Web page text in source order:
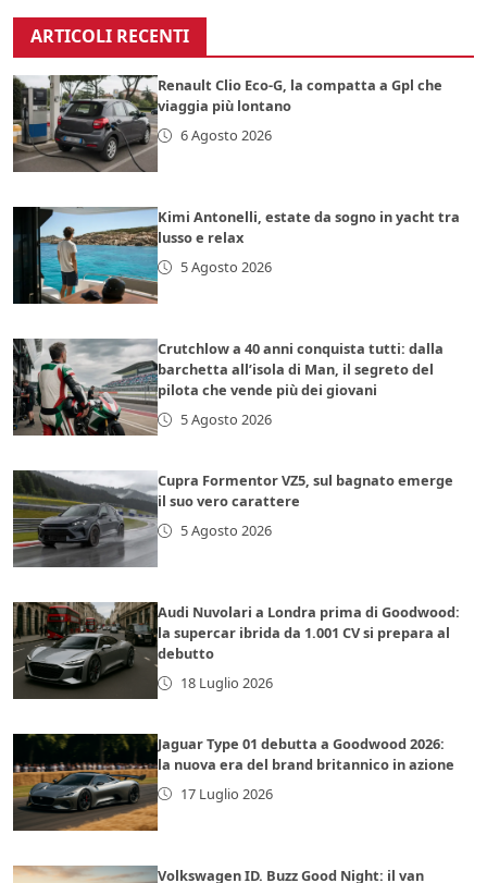
ARTICOLI RECENTI
Renault Clio Eco-G, la compatta a Gpl che
viaggia più lontano
6 Agosto 2026
Kimi Antonelli, estate da sogno in yacht tra
lusso e relax
5 Agosto 2026
Crutchlow a 40 anni conquista tutti: dalla
barchetta all’isola di Man, il segreto del
pilota che vende più dei giovani
5 Agosto 2026
Cupra Formentor VZ5, sul bagnato emerge
il suo vero carattere
5 Agosto 2026
Audi Nuvolari a Londra prima di Goodwood:
la supercar ibrida da 1.001 CV si prepara al
debutto
18 Luglio 2026
Jaguar Type 01 debutta a Goodwood 2026:
la nuova era del brand britannico in azione
17 Luglio 2026
Volkswagen ID. Buzz Good Night: il van